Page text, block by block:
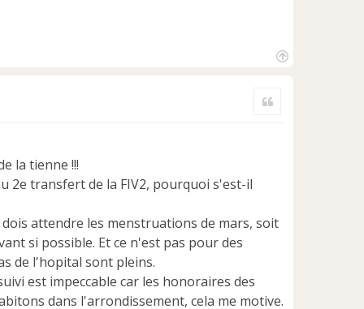
la tienne !!!
2e transfert de la FIV2, pourquoi s'est-il
attendre les menstruations de mars, soit
si possible. Et ce n'est pas pour des
de l'hopital sont pleins.
est impeccable car les honoraires des
dans l'arrondissement, cela me motive.